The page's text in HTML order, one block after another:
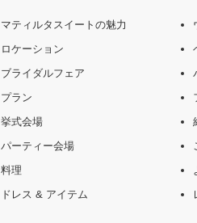
マティルタスイートの魅力
ロケーション
ブライダルフェア
プラン
挙式会場
パーティー会場
料理
ドレス & アイテム